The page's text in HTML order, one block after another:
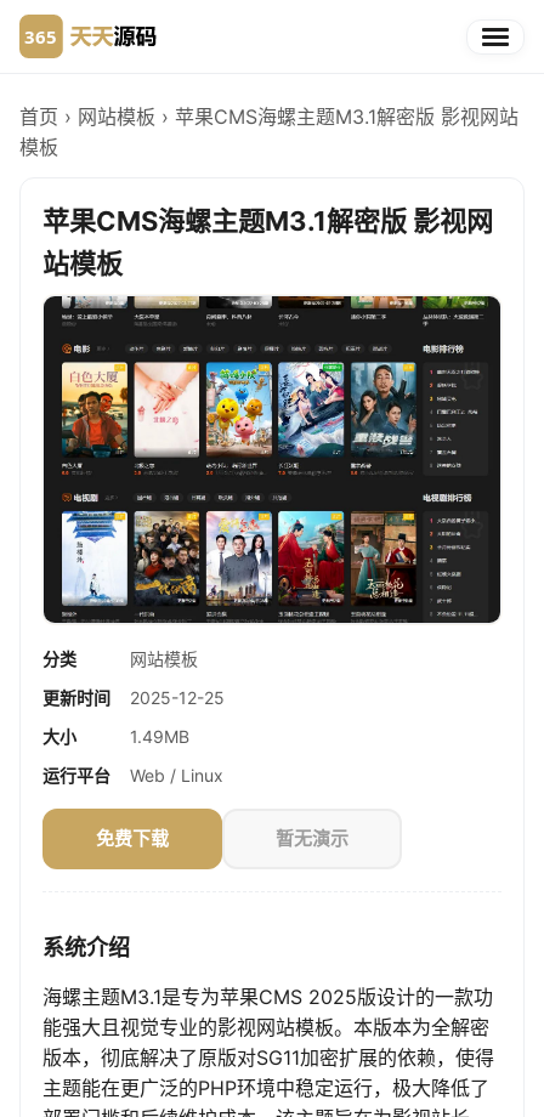
首页 › 网站模板 › 苹果CMS海螺主题M3.1解密版 影视网站
模板
苹果CMS海螺主题M3.1解密版 影视网
站模板
分类
网站模板
更新时间
2025-12-25
大小
1.49MB
运行平台
Web / Linux
免费下载 暂无演示
系统介绍
海螺主题M3.1是专为苹果CMS 2025版设计的一款功
能强大且视觉专业的影视网站模板。本版本为全解密
版本，彻底解决了原版对SG11加密扩展的依赖，使得
主题能在更广泛的PHP环境中稳定运行，极大降低了